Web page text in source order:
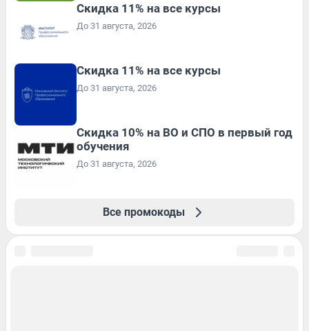
Скидка 11% на все курсы
До 31 августа, 2026
Скидка 11% на все курсы
До 31 августа, 2026
Скидка 10% на ВО и СПО в первый год
обучения
До 31 августа, 2026
Все промокоды